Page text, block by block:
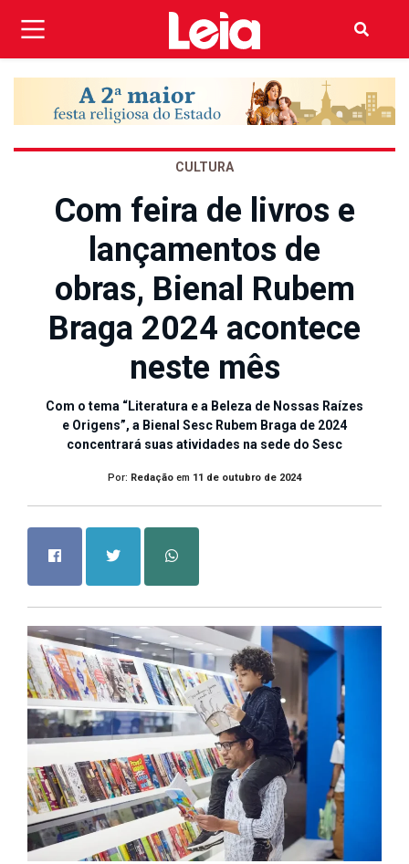
CULTURA
Com feira de livros e
lançamentos de
obras, Bienal Rubem
Braga 2024 acontece
neste mês
Com o tema “Literatura e a Beleza de Nossas Raízes
e Origens”, a Bienal Sesc Rubem Braga de 2024
concentrará suas atividades na sede do Sesc
Por: Redação em 11 de outubro de 2024